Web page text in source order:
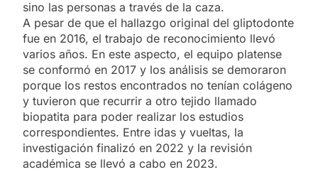
sino las personas a través de la caza.
A pesar de que el hallazgo original del gliptodonte
fue en 2016, el trabajo de reconocimiento llevó
varios años. En este aspecto, el equipo platense
se conformó en 2017 y los análisis se demoraron
porque los restos encontrados no tenían colágeno
y tuvieron que recurrir a otro tejido llamado
biopatita para poder realizar los estudios
correspondientes. Entre idas y vueltas, la
investigación finalizó en 2022 y la revisión
académica se llevó a cabo en 2023.